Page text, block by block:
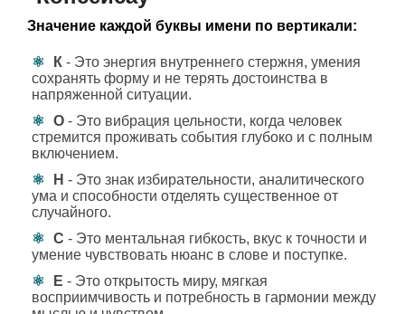
Значение каждой буквы имени по вертикали:
К - Это энергия внутреннего стержня, умения
сохранять форму и не терять достоинства в
напряженной ситуации.
О - Это вибрация цельности, когда человек
стремится проживать события глубоко и с полным
включением.
Н - Это знак избирательности, аналитического
ума и способности отделять существенное от
случайного.
С - Это ментальная гибкость, вкус к точности и
умение чувствовать нюанс в слове и поступке.
Е - Это открытость миру, мягкая
восприимчивость и потребность в гармонии между